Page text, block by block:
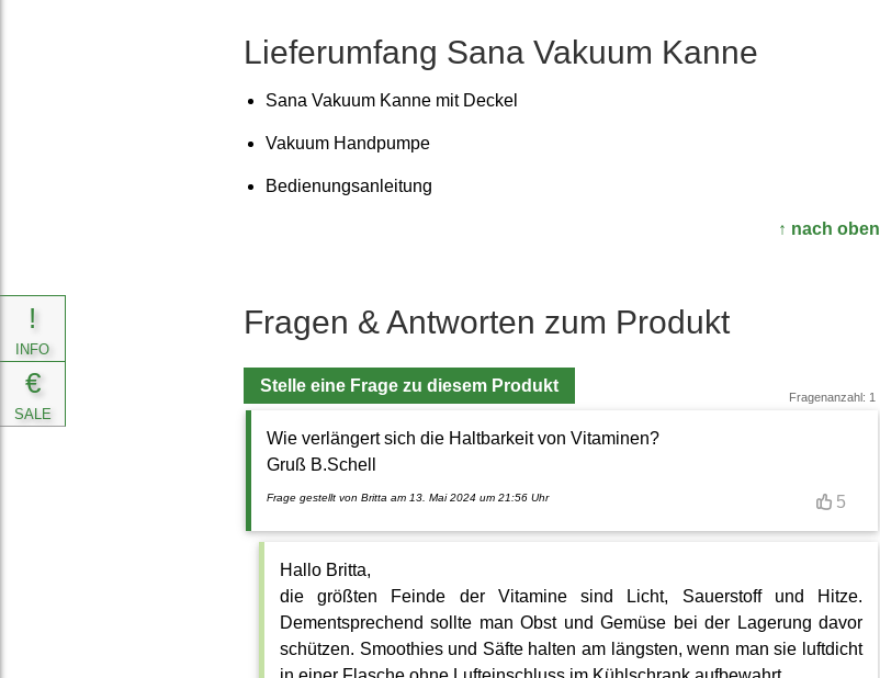
!
INFO
€
SALE
Liefer­umfang Sana Vakuum Kanne
Sana Vakuum Kanne mit Deckel
Vakuum Handpumpe
Bedienungs­anleitung
↑ nach oben
Fragen & Antworten zum Produkt
Stelle eine Frage zu diesem Produkt
Fragenanzahl: 1
Wie verlängert sich die Haltbarkeit von Vitaminen?
Gruß B.Schell
Frage gestellt von Britta am 13. Mai 2024 um 21:56 Uhr 5
Hallo Britta,
die größten Feinde der Vitamine sind Licht, Sauerstoff und Hitze.
Dementsprechend sollte man Obst und Gemüse bei der Lagerung davor
schützen. Smoothies und Säfte halten am längsten, wenn man sie luftdicht